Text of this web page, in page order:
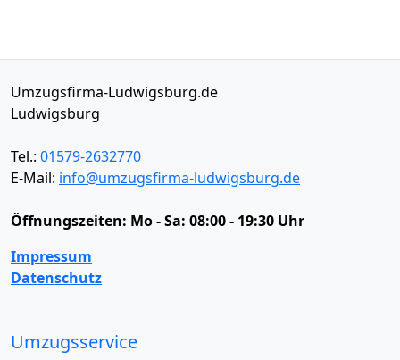
Umzugsfirma-Ludwigsburg.de
Ludwigsburg
Tel.: 01579-2632770
E-Mail: info@umzugsfirma-ludwigsburg.de
Öffnungszeiten: Mo - Sa: 08:00 - 19:30 Uhr
Impressum
Datenschutz
Umzugsservice